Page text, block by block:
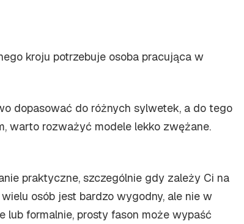
kroju potrzebuje osoba pracująca w
dopasować do różnych sylwetek, a do tego
warto rozważyć modele lekko zwężane.
praktyczne, szczególnie gdy zależy Ci na
osób jest bardzo wygodny, ale nie w
formalnie, prosty fason może wypaść